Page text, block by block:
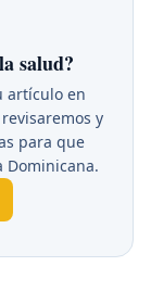
salud?
artículo en
y
para que
Dominicana.